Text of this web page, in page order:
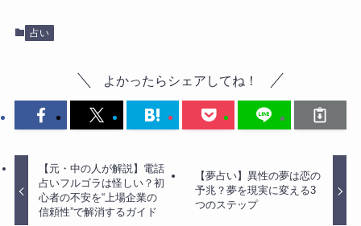
占い
よかったらシェアしてね！
【元・中の人が解説】電話
占いフルゴラは怪しい？初
心者の不安を“上場企業の
信頼性”で解消するガイド
【夢占い】異性の夢は恋の
予兆？夢を現実に変える3
つのステップ